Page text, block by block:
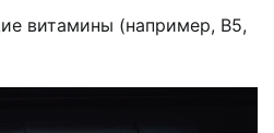
витамины (например, B5,